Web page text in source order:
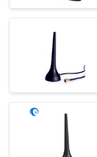
VR
SITEMAP
PRIVACY
POLICY